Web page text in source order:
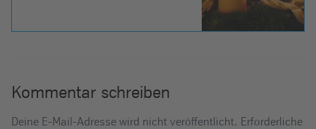
Kommentar schreiben
Deine E-Mail-Adresse wird nicht veröffentlicht. Erforderliche